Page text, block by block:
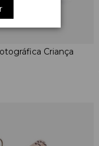
Criança